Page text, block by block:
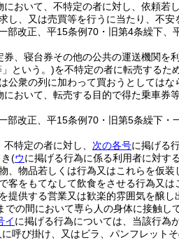
おいて、不特定の者に対し、依頼
し、又は売買等を行うに当たり、不
部改正、平15条例70・旧第4条繰下、
、寝台券その他の公共の運送機関
という。)を不特定の者に転売するた
公衆の列に加わって買おうとしてはな
おいて、転売する目的で得た乗車
部改正、平15条例70・旧第5条繰下・
特定の者に対し、 次の各号に掲げる
(ウに掲げる行為に係る利用者に対す
、物品若しくは行為又はこれらを仮
客をもてなして飲食をさせる行為又
提供する営業又は歓楽的雰囲気を醸
での間において専ら人の身体に接触し
イに掲げる行為については、当該行為
呼び掛け、又はビラ、パンフレット